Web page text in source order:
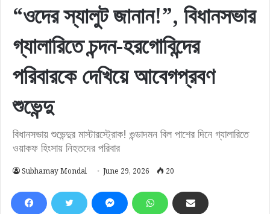
“ওদের স্যালুট জানান!”, বিধানসভার
গ্যালারিতে চন্দন-হরগোবিন্দের
পরিবারকে দেখিয়ে আবেগপ্রবণ
শুভেন্দু
বিধানসভায় শুভেন্দুর মাস্টারস্ট্রোক! গুন্ডাদমন বিল পাশের দিনে গ্যালারিতে
ওয়াকফ হিংসায় নিহতদের পরিবার
Subhamay Mondal June 29, 2026 20